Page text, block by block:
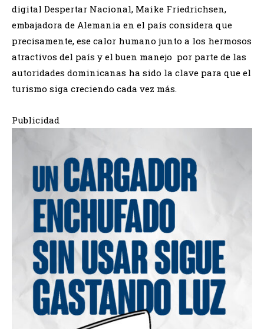
digital Despertar Nacional, Maike Friedrichsen,
embajadora de Alemania en el país considera que
precisamente, ese calor humano junto a los hermosos
atractivos del país y el buen manejo por parte de las
autoridades dominicanas ha sido la clave para que el
turismo siga creciendo cada vez más.
Publicidad